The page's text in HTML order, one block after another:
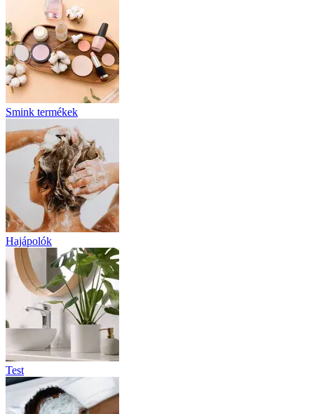
Smink termékek
Hajápolók
Test